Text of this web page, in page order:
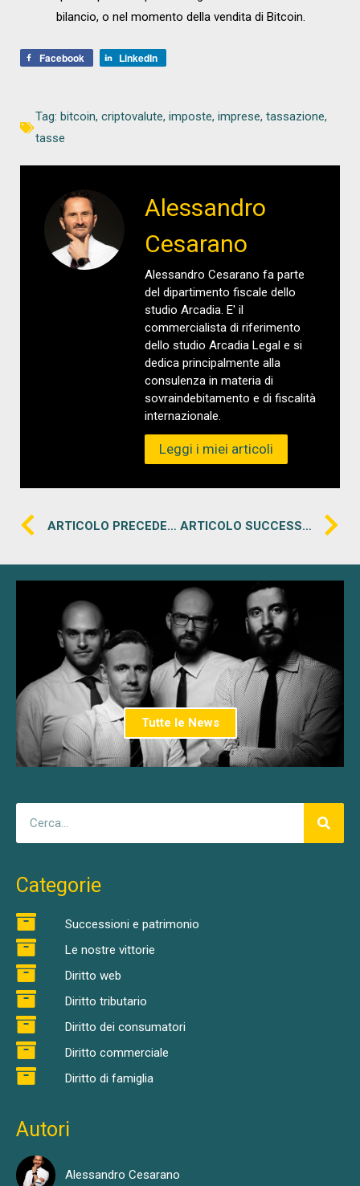
bilancio, o nel momento della vendita di Bitcoin.
Facebook LinkedIn
Tag: bitcoin, criptovalute, imposte, imprese, tassazione,
tasse
Alessandro
Cesarano
Alessandro Cesarano fa parte
del dipartimento fiscale dello
studio Arcadia. E' il
commercialista di riferimento
dello studio Arcadia Legal e si
dedica principalmente alla
consulenza in materia di
sovraindebitamento e di fiscalità
internazionale.
Leggi i miei articoli
ARTICOLO PRECEDENTE ARTICOLO SUCCESSIVO
Tutte le News
Categorie
Successioni e patrimonio
Le nostre vittorie
Diritto web
Diritto tributario
Diritto dei consumatori
Diritto commerciale
Diritto di famiglia
Autori
Alessandro Cesarano